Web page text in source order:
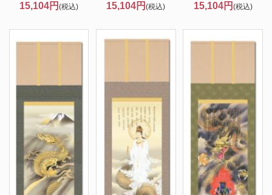
15,104円(税込) 15,104円(税込) 15,104円 (税込)